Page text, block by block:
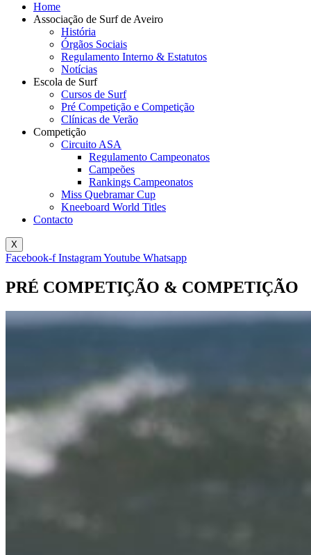
Home
Associação de Surf de Aveiro
História
Órgãos Sociais
Regulamento Interno & Estatutos
Notícias
Escola de Surf
Cursos de Surf
Pré Competição e Competição
Clínicas de Verão
Competição
Circuito ASA
Regulamento Campeonatos
Campeões
Rankings Campeonatos
Miss Quebramar Cup
Kneeboard World Titles
Contacto
X
Facebook-f InstagramYoutube Whatsapp
PRÉ COMPETIÇÃO & COMPETIÇÃO